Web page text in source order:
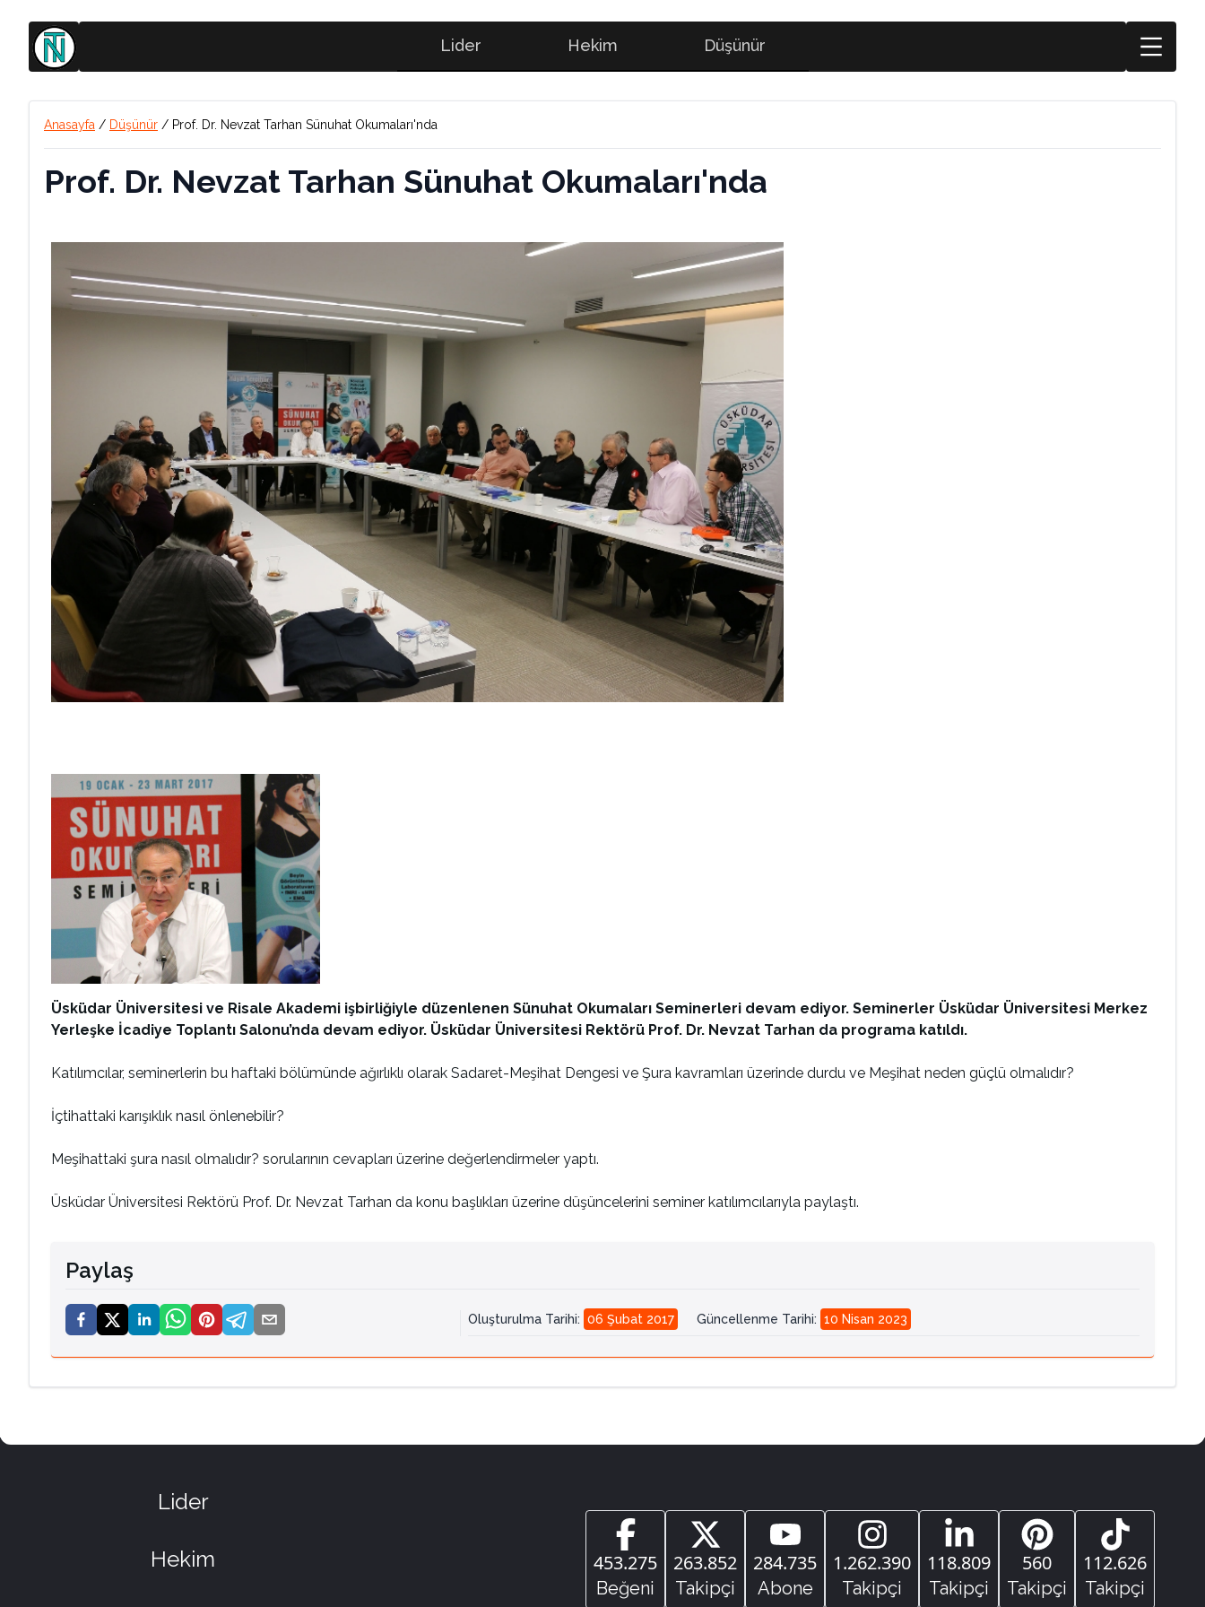
Lider Hekim Düşünür
Anasayfa / Düşünür / Prof. Dr. Nevzat Tarhan Sünuhat Okumaları'nda
Prof. Dr. Nevzat Tarhan Sünuhat Okumaları'nda
Üsküdar Üniversitesi ve Risale Akademi işbirliğiyle düzenlenen Sünuhat Okumaları Seminerleri devam ediyor. Seminerler Üsküdar Üniversitesi Merkez
Yerleşke İcadiye Toplantı Salonu’nda devam ediyor. Üsküdar Üniversitesi Rektörü Prof. Dr. Nevzat Tarhan da programa katıldı.
Katılımcılar, seminerlerin bu haftaki bölümünde ağırlıklı olarak Sadaret-Meşihat Dengesi ve Şura kavramları üzerinde durdu ve Meşihat neden güçlü olmalıdır?
İçtihattaki karışıklık nasıl önlenebilir?
Meşihattaki şura nasıl olmalıdır? sorularının cevapları üzerine değerlendirmeler yaptı.
Üsküdar Üniversitesi Rektörü Prof. Dr. Nevzat Tarhan da konu başlıkları üzerine düşüncelerini seminer katılımcılarıyla paylaştı.
Paylaş
Oluşturulma Tarihi: 06 Şubat 2017 Güncellenme Tarihi: 10 Nisan 2023
Lider
Hekim 453.275
Beğeni
263.852
Takipçi
284.735
Abone
1.262.390
Takipçi
118.809
Takipçi
560
Takipçi
112.626
Takipçi